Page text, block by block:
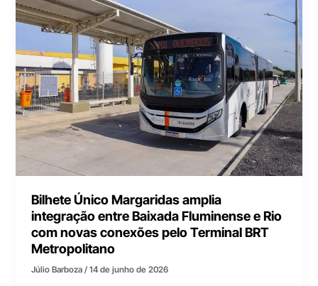
Bilhete Único Margaridas amplia
integração entre Baixada Fluminense e Rio
com novas conexões pelo Terminal BRT
Metropolitano
Júlio Barboza/14 de junho de 2026